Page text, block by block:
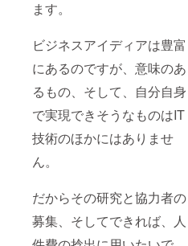
ます。
ビジネスアイディアは豊富
にあるのですが、意味のあ
るもの、そして、自分自身
で実現できそうなものはIT
技術のほかにはありませ
ん。
だからその研究と協力者の
募集、そしてできれば、人